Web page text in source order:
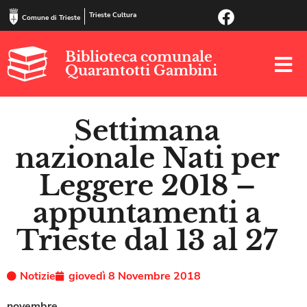
Comune di Trieste Trieste Cultura
Biblioteca comunale
Quarantotti Gambini
Settimana
nazionale Nati per
Leggere 2018 –
appuntamenti a
Trieste dal 13 al 27
Notizie
giovedì 8 Novembre 2018